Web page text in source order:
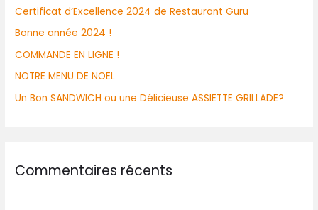
Certificat d’Excellence 2024 de Restaurant Guru
Bonne année 2024 !
COMMANDE EN LIGNE !
NOTRE MENU DE NOEL
Un Bon SANDWICH ou une Délicieuse ASSIETTE GRILLADE?
Commentaires récents